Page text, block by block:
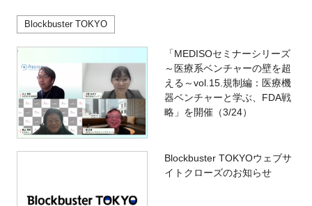
Blockbuster TOKYO
「MEDISOセミナーシリーズ
～医療系ベンチャーの壁を超
える～vol.15.規制編：医療機
器ベンチャーと学ぶ、FDA戦
略」を開催（3/24）
Blockbuster TOKYOウェブサ
イトクローズのお知らせ